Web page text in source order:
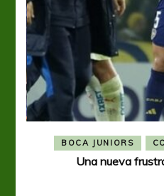
BOCA JUNIORS
Una nueva